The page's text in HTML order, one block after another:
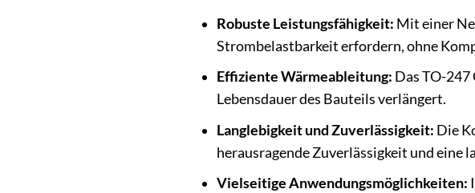
Robuste Leistungsfähigkeit: Mit einer
Strombelastbarkeit erfordern, ohne
Effiziente Wärmeableitung: Das TO-
Lebensdauer des Bauteils verlängert.
Langlebigkeit und Zuverlässigkeit: Die
herausragende Zuverlässigkeit und eine
Vielseitige Anwendungsmöglichkeiten: